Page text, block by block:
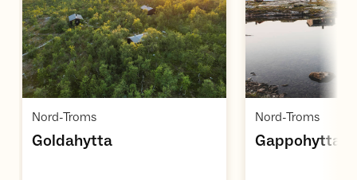
Open cabin
Nord-Troms,
Goldahytta,
Nord-Troms,
Gappohytta